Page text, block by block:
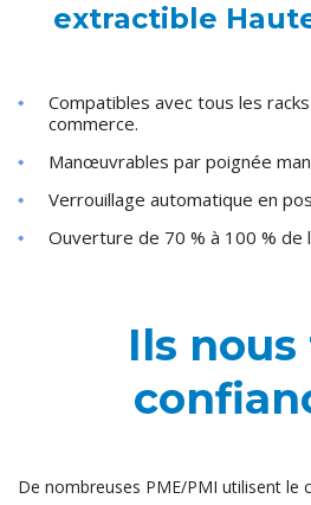
extractible
Compatibles avec tous les
commerce.
Manœuvrables par poignée
Verrouillage automatique en
Ouverture de 70 % à 100 % de
Ils
De nombreuses PME/PMI utilisent le